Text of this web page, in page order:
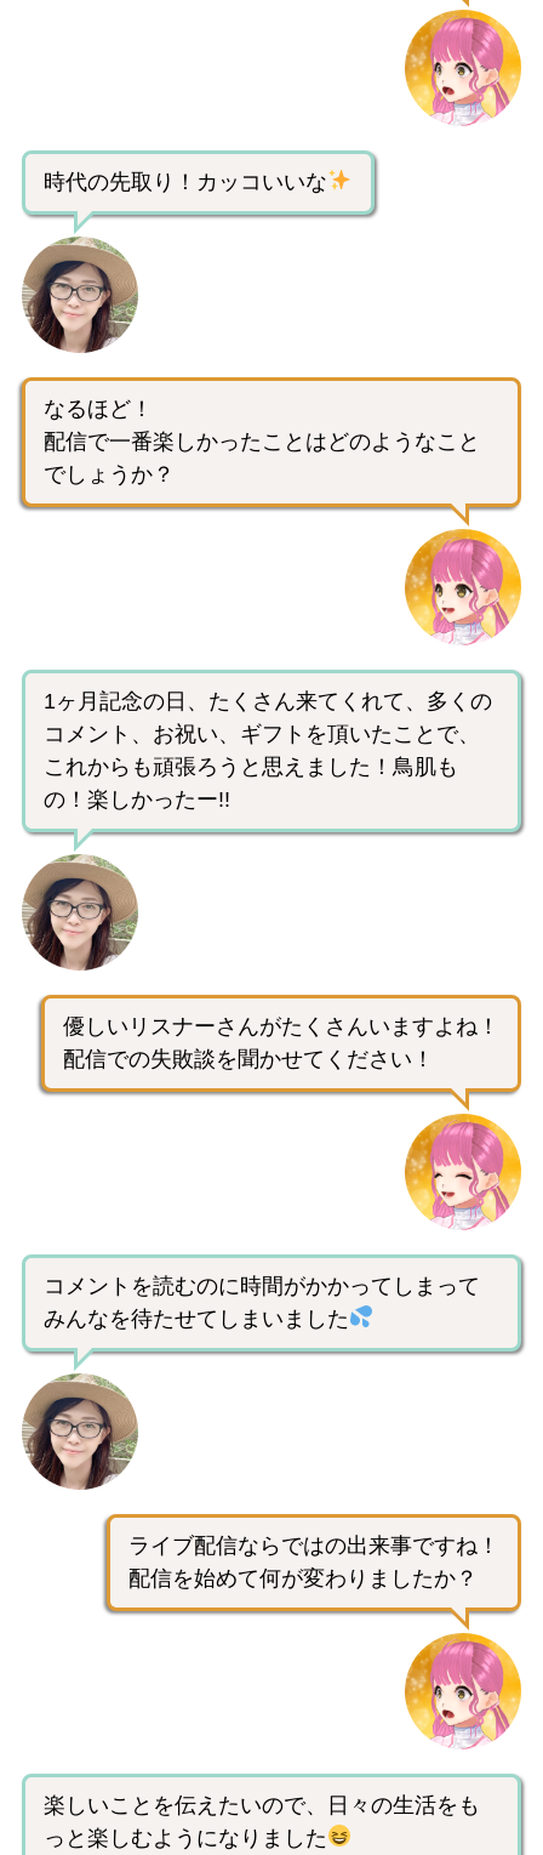
時代の先取り！カッコいいな
なるほど！
配信で一番楽しかったことはどのようなこと
でしょうか？
1ヶ月記念の日、たくさん来てくれて、多くの
コメント、お祝い、ギフトを頂いたことで、
これからも頑張ろうと思えました！鳥肌も
の！楽しかったー!!
優しいリスナーさんがたくさんいますよね！
配信での失敗談を聞かせてください！
コメントを読むのに時間がかかってしまって
みんなを待たせてしまいました
ライブ配信ならではの出来事ですね！
配信を始めて何が変わりましたか？
楽しいことを伝えたいので、日々の生活をも
っと楽しむようになりました